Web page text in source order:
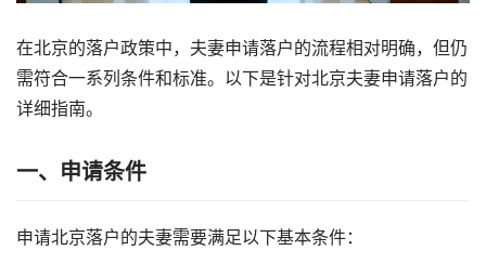
在北京的落户政策中，夫妻申请落户的流程相对明确，但仍
需符合一系列条件和标准。以下是针对北京夫妻申请落户的
详细指南。
一、申请条件
申请北京落户的夫妻需要满足以下基本条件：